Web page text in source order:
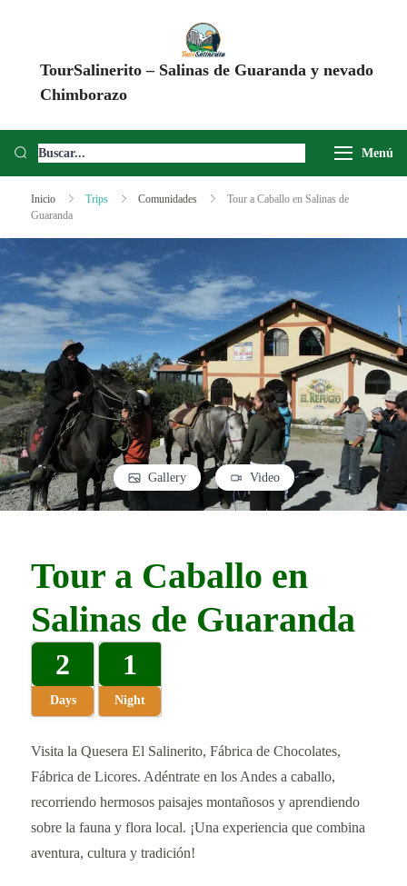
TourSalinerito – Salinas de Guaranda y nevado
Chimborazo
Chimborazo, Minas de Sal, Quesera El Salinerito, Chocolates El
Menú
Inicio Trips Comunidades
Tour a Caballo en Salinas de
Guaranda
Gallery Video
Tour a Caballo en
Salinas de Guaranda
2
Days
1
Night
Visita la Quesera El Salinerito, Fábrica de Chocolates,
Fábrica de Licores. Adéntrate en los Andes a caballo,
recorriendo hermosos paisajes montañosos y aprendiendo
sobre la fauna y flora local. ¡Una experiencia que combina
aventura, cultura y tradición!